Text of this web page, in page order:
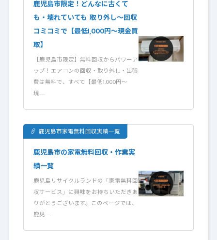
鹿児島市限定！どんなに古くて
も・壊れていても 取り外し〜回収
コミコミで【最低1,000円〜現金買
取】
【鹿児島市限定】無料回収からパワーア
ップ！エアコンの回収・取り外し・出張
費は無料で、すべて【最低1,000円〜
現……
鹿児島市家電無料回収実績一覧
鹿児島市の家電無料回収・作業実
績一覧
鹿児島リサイクルランドの「家電無料回
収サービス」に興味をお持ちいただきあ
りがとうございます。このページでは、
鹿児……